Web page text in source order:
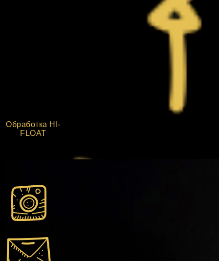
Обработка HI-
FLOAT